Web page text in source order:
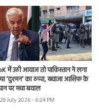
में उठी आवाज तो पाकिस्तान ने लगा
‘दुश्मन’ का ठप्पा, ख्वाजा आसिफ के
पर मचा बवाल
29 July 2026 - 6:24 PM